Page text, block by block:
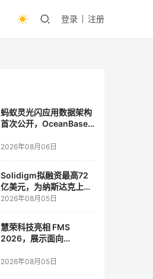
登录 注册
蚂蚁灵光闪应用数据架构
首次公开，OceanBase
2026年08月06日
Solidigm拟融资最高72
亿美元，为纳斯达克上市
做准备
2026年08月05日
慧荣科技亮相 FMS
2026，展示面向
存储方案
2026年08月05日